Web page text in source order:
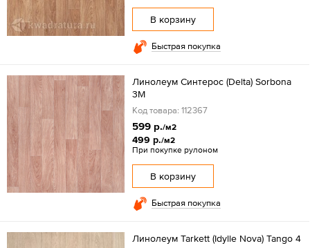
В корзину
Быстрая покупка
Линолеум Синтерос (Delta) Sorbona
3М
Код товара: 112367
599 р./м2
499 р./м2
При покупке рулоном
В корзину
Быстрая покупка
Линолеум Tarkett (Idylle Nova) Tango 4